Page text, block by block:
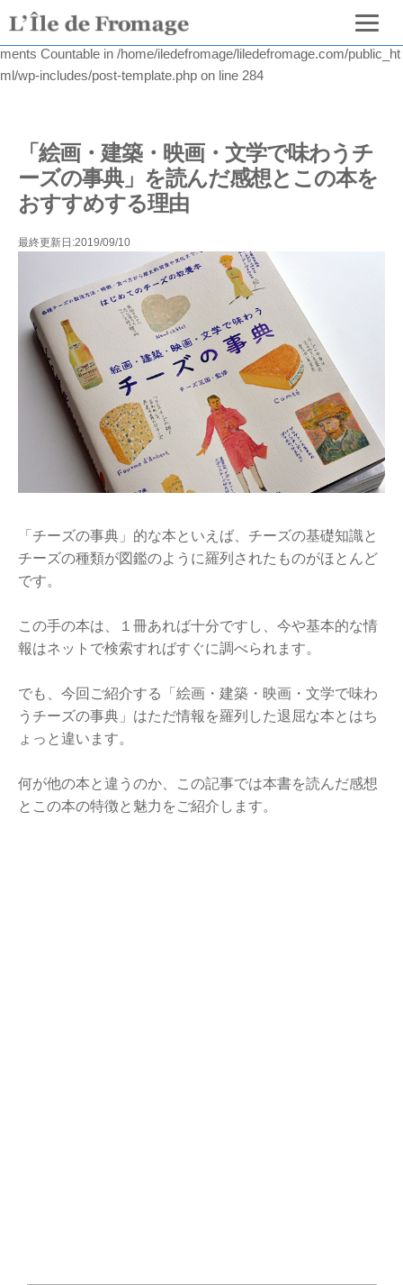
Warning: count(): Parameter must be an array or an object that imple
ments Countable in /home/iledefromage/liledefromage.com/public_ht
ml/wp-includes/post-template.php on line 284
「絵画・建築・映画・文学で味わうチ
ーズの事典」を読んだ感想とこの本を
おすすめする理由
最終更新日:2019/09/10
「チーズの事典」的な本といえば、チーズの基礎知識と
チーズの種類が図鑑のように羅列されたものがほとんど
です。
この手の本は、１冊あれば十分ですし、今や基本的な情
報はネットで検索すればすぐに調べられます。
でも、今回ご紹介する「絵画・建築・映画・文学で味わ
うチーズの事典」はただ情報を羅列した退屈な本とはち
ょっと違います。
何が他の本と違うのか、この記事では本書を読んだ感想
とこの本の特徴と魅力をご紹介します。